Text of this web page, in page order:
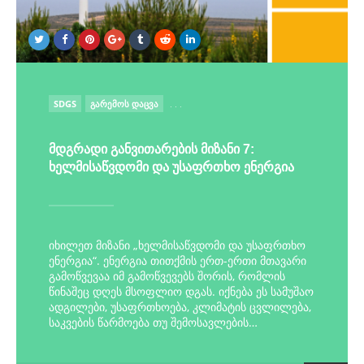
POSTED
IN
SDGS ᲒᲐᲠᲔᲛᲝᲡ ᲓᲐᲪᲕᲐ
მდგრადი განვითარების მიზანი 7:
ხელმისაწვდომი და უსაფრთხო ენერგია
იხილეთ მიზანი „ხელმისაწვდომი და უსაფრთხო
ენერგია“. ენერგია თითქმის ერთ-ერთი მთავარი
გამოწვევაა იმ გამოწვევებს შორის, რომლის
წინაშეც დღეს მსოფლიო დგას. იქნება ეს სამუშაო
ადგილები, უსაფრთხოება, კლიმატის ცვლილება,
საკვების წარმოება თუ შემოსავლების…